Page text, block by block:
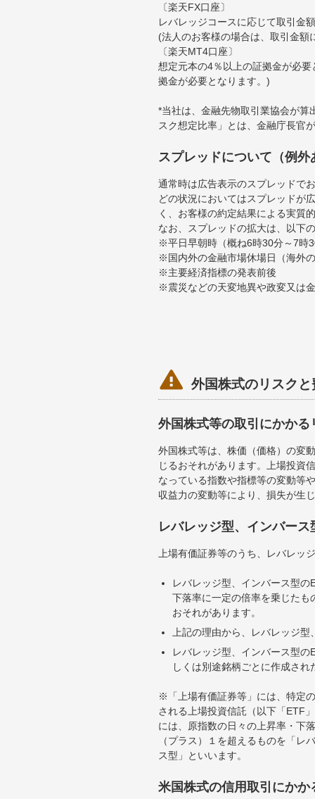
〔楽天FX口座〕
レバレッジコースに応じて取引金
(法人のお客様の場合は、取引金
〔楽天MT4口座〕
想定元本の4％以上の証拠金が必
拠金が必要となります。)
*当社は、金融先物取引業協会が算
スク想定比率」とは、金融庁長官
スプレッドについて（例外
通常時は広告表示のスプレッドで
どの状況においてはスプレッドが
く、お客様の約定結果による実質
なお、スプレッドの拡大は、以下
※平日早朝時（概ね6時30分～7時
※国内外の金融市場休場日（海外
※主要経済指標の発表前後
※震災などの天変地異や政変又は
 外国株式のリスク
外国株式等の取引にかかる
外国株式等は、株価（価格）の変
じるおそれがあります。上場投資
なっている指数や指標等の変動等
収益力の変動等により、損失が生
レバレッジ型、インバー
上場有価証券等のうち、レバレ
レバレッジ型、インバース型
下落率に一定の倍率を乗じた
おそれがあります。
上記の理由から、レバレッジ
レバレッジ型、インバース型
しくは別途銘柄ごとに作成さ
※「上場有価証券等」には、特定
される上場投資信託（以下「ETF
には、原指数の日々の上昇率・下
（プラス）１を超えるものを「
ス型」といいます。
米国株式の信用取引にかか